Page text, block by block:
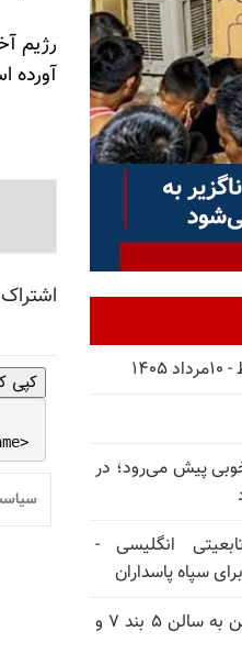
آورده
کپی
پیش می‌رود؛ در
انگلیسی -
سپاه پاسداران
یورش وحشیانه گارد زندان اوین به سالن ۵ بند ۷ و